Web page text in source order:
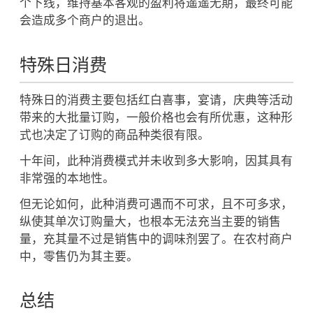
个下线，维持基本客观的盈利将遥遥无期，最终可能
会造成多个商户的退出。
特殊日消费
特殊日的消费主要包括红白喜事，宴请，庆典等活动
带来的大批量订购，一般价格也会有所优惠，这种形
式也决定了订购的商品种类很有限。
十年间，此种消费模式并未收到多大影响，因其具有
非常强的本地性。
但无论如何，此种消费可遇而不可求，且不可多求，
纵使其单次订购量大，也根本无法充当主要的销售
量，充其量不过是销售中的调味剂罢了。在农村商户
中，零售仍为其主要。
总结